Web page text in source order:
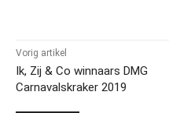
Vorig artikel
Ik, Zij & Co winnaars DMG
Carnavalskraker 2019